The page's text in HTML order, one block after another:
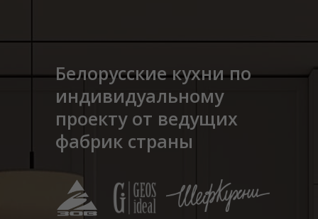
Белорусские кухни по
индивидуальному
проекту от ведущих
фабрик страны